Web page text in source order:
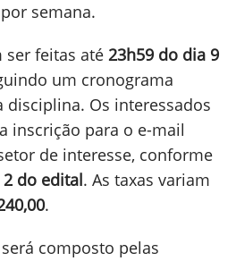
semana.
ser feitas até 23h59 do dia 9
um cronograma
disciplina. Os interessados
inscrição para o e-mail
de interesse, conforme
do edital. As taxas variam
.
composto pelas